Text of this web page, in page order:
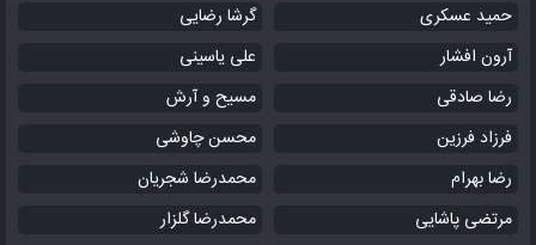
حمید عسکری
گرشا رضایی
آرون افشار
علی یاسینی
رضا صادقی
مسیح و آرش
فرزاد فرزین
محسن چاوشی
رضا بهرام
محمدرضا شجریان
مرتضی پاشایی
محمدرضا گلزار